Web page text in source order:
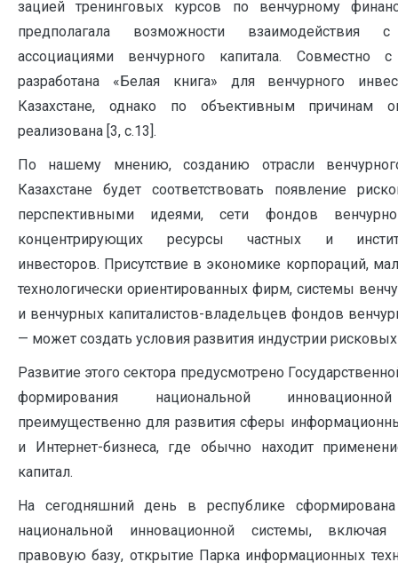
зацией тренинговых курсов по венчурному
предполагала возможности взаимо­действия
ассоциациями венчурного капитала. Совместно
разработана «Белая книга» для венчурного
Казахстане, однако по объективным причинам
реализована [3, с.13].
По нашему мнению, созданию отрасли
Казахстане будет со­ответствовать появление
перспективными идеями, сети фондов
концентрирующих ресурсы частных и
инвесторов. Присутствие в экономике корпораций,
технологически ориентированных фирм, системы
и венчурных капиталистов-владельцев фондов
— может создать условия раз­вития индустрии
Развитие этого сектора предусмотрено
формирования националь­ной
преимущественно для развития сферы
и Интернет-бизнеса, где обычно находит
капитал.
На сегодняшний день в республике
национальной инновационной системы, включая
правовую базу, открытие Парка информационных